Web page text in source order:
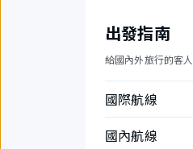
出發指南
給國內外旅行的客人
國際航線
國內航線